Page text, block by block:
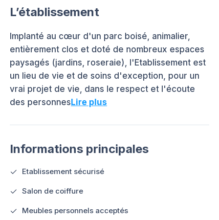
L’établissement
Implanté au cœur d'un parc boisé, animalier,
entièrement clos et doté de nombreux espaces
paysagés (jardins, roseraie), l'Etablissement est
un lieu de vie et de soins d'exception, pour un
vrai projet de vie, dans le respect et l'écoute
des personnesLire plus
Informations principales
Etablissement sécurisé
Salon de coiffure
Meubles personnels acceptés